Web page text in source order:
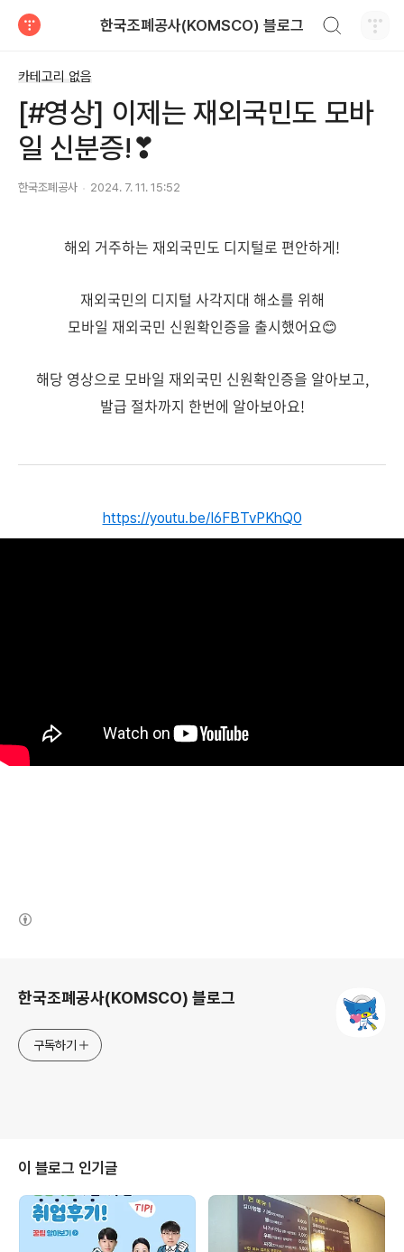
한국조폐공사(KOMSCO) 블로그
카테고리 없음
[#영상] 이제는 재외국민도 모바
일 신분증!❣
한국조폐공사 2024. 7. 11. 15:52
해외 거주하는 재외국민도 디지털로 편안하게!
재외국민의 디지털 사각지대 해소를 위해
모바일 재외국민 신원확인증을 출시했어요😊
해당 영상으로 모바일 재외국민 신원확인증을 알아보고,
발급 절차까지 한번에 알아보아요!
https://youtu.be/I6FBTvPKhQ0
한국조폐공사(KOMSCO) 블로그
구독하기
이 블로그 인기글